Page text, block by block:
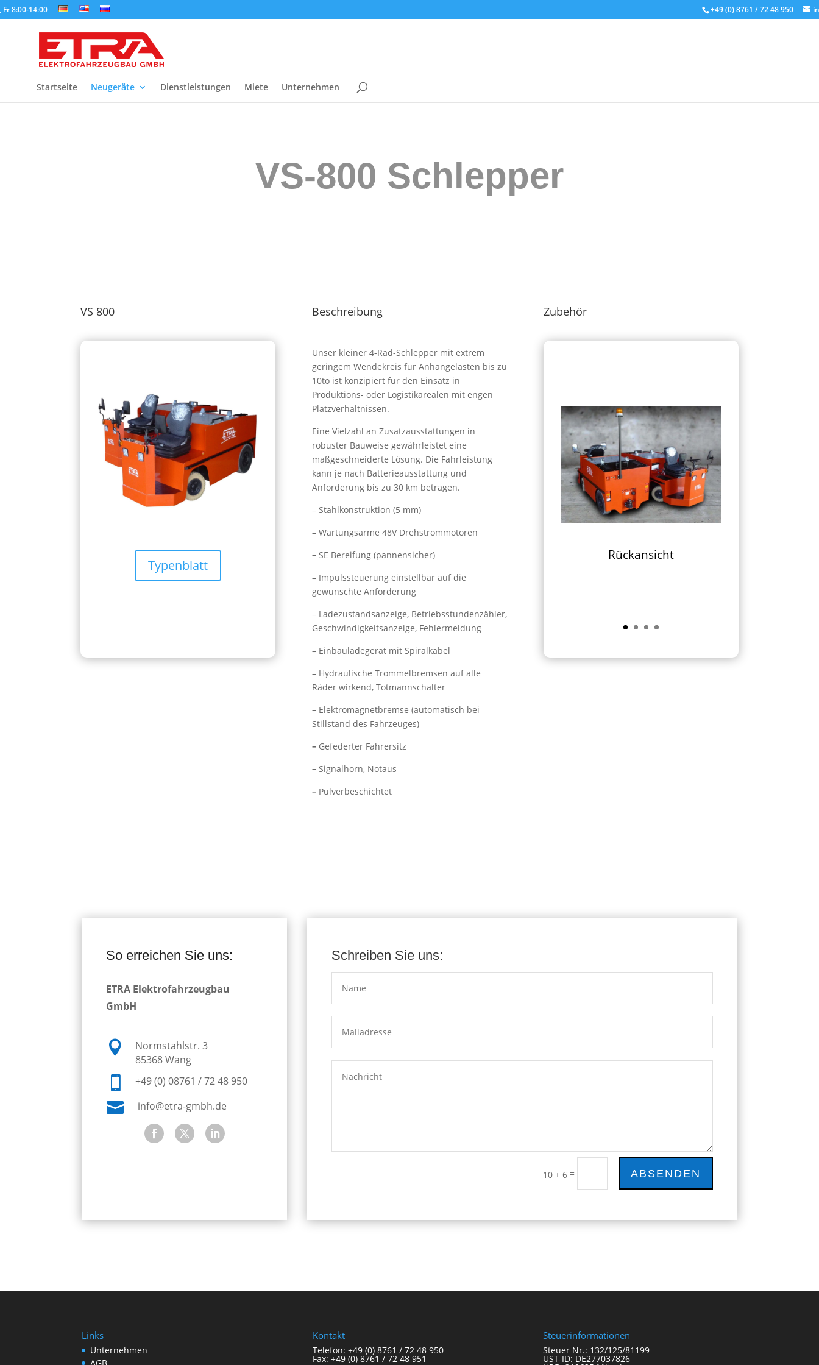
+49 (0) 8761 / 72 48 950
Fr 8:00-14:00
Startseite Neugeräte Dienstleistungen Miete Unternehmen
VS-800 Schlepper
VS 800
Typenblatt
Beschreibung
Unser kleiner 4-Rad-Schlepper mit extrem
geringem Wendekreis für Anhängelasten bis zu
10to ist konzipiert für den Einsatz in
Produktions- oder Logistikarealen mit engen
Platzverhältnissen.
Eine Vielzahl an Zusatzausstattungen in
robuster Bauweise gewährleistet eine
maßgeschneiderte Lösung. Die Fahrleistung
kann je nach Batterieausstattung und
Anforderung bis zu 30 km betragen.
– Stahlkonstruktion (5 mm)
– Wartungsarme 48V Drehstrommotoren
– SE Bereifung (pannensicher)
– Impulssteuerung einstellbar auf die
gewünschte Anforderung
– Ladezustandsanzeige, Betriebsstundenzähler,
Geschwindigkeitsanzeige, Fehlermeldung
– Einbauladegerät mit Spiralkabel
– Hydraulische Trommelbremsen auf alle
Räder wirkend, Totmannschalter
– Elektromagnetbremse (automatisch bei
Stillstand des Fahrzeuges)
–Gefederter Fahrersitz
– Signalhorn, Notaus
– Pulverbeschichtet
Zubehör
Rückansicht
So erreichen Sie uns:
ETRA Elektrofahrzeugbau
GmbH

Normstahlstr. 3
85368 Wang
 +49 (0) 08761 / 72 48 950
 info@etra-gmbh.de
Schreiben Sie uns:
10 + 6= ABSENDEN
Links
Unternehmen
Kontakt
Telefon: +49 (0) 8761 / 72 48 950
Fax: +49 (0) 8761 / 72 48 951
Steuerinformationen
Steuer Nr.: 132/125/81199
UST-ID: DE277037826